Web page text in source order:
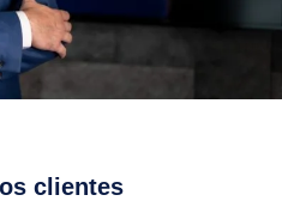
clientes